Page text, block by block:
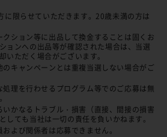
に限らせていただきます。20歳未満の方は
ション等に出品して換金することは固くお
ョンへの出品等が確認された場合は、当選
いただく場合がございます。
キャンペーンとは重複当選しない場合がご
理を行わせるプログラム等でのご応募は無
かなるトラブル・損害（直接、間接の損害
しても当社は一切の責任を負いかねます。
よび関係者は応募できません。